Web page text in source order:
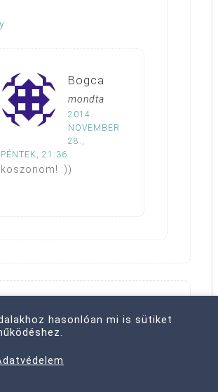
Bogca
mondta
2014.
NOVEMBER
28.,
PÉNTEK, 21:36
koszonom! :))
2014. NOVEMBER 28., PÉNTEK,
hasonlóan mi is sütiket